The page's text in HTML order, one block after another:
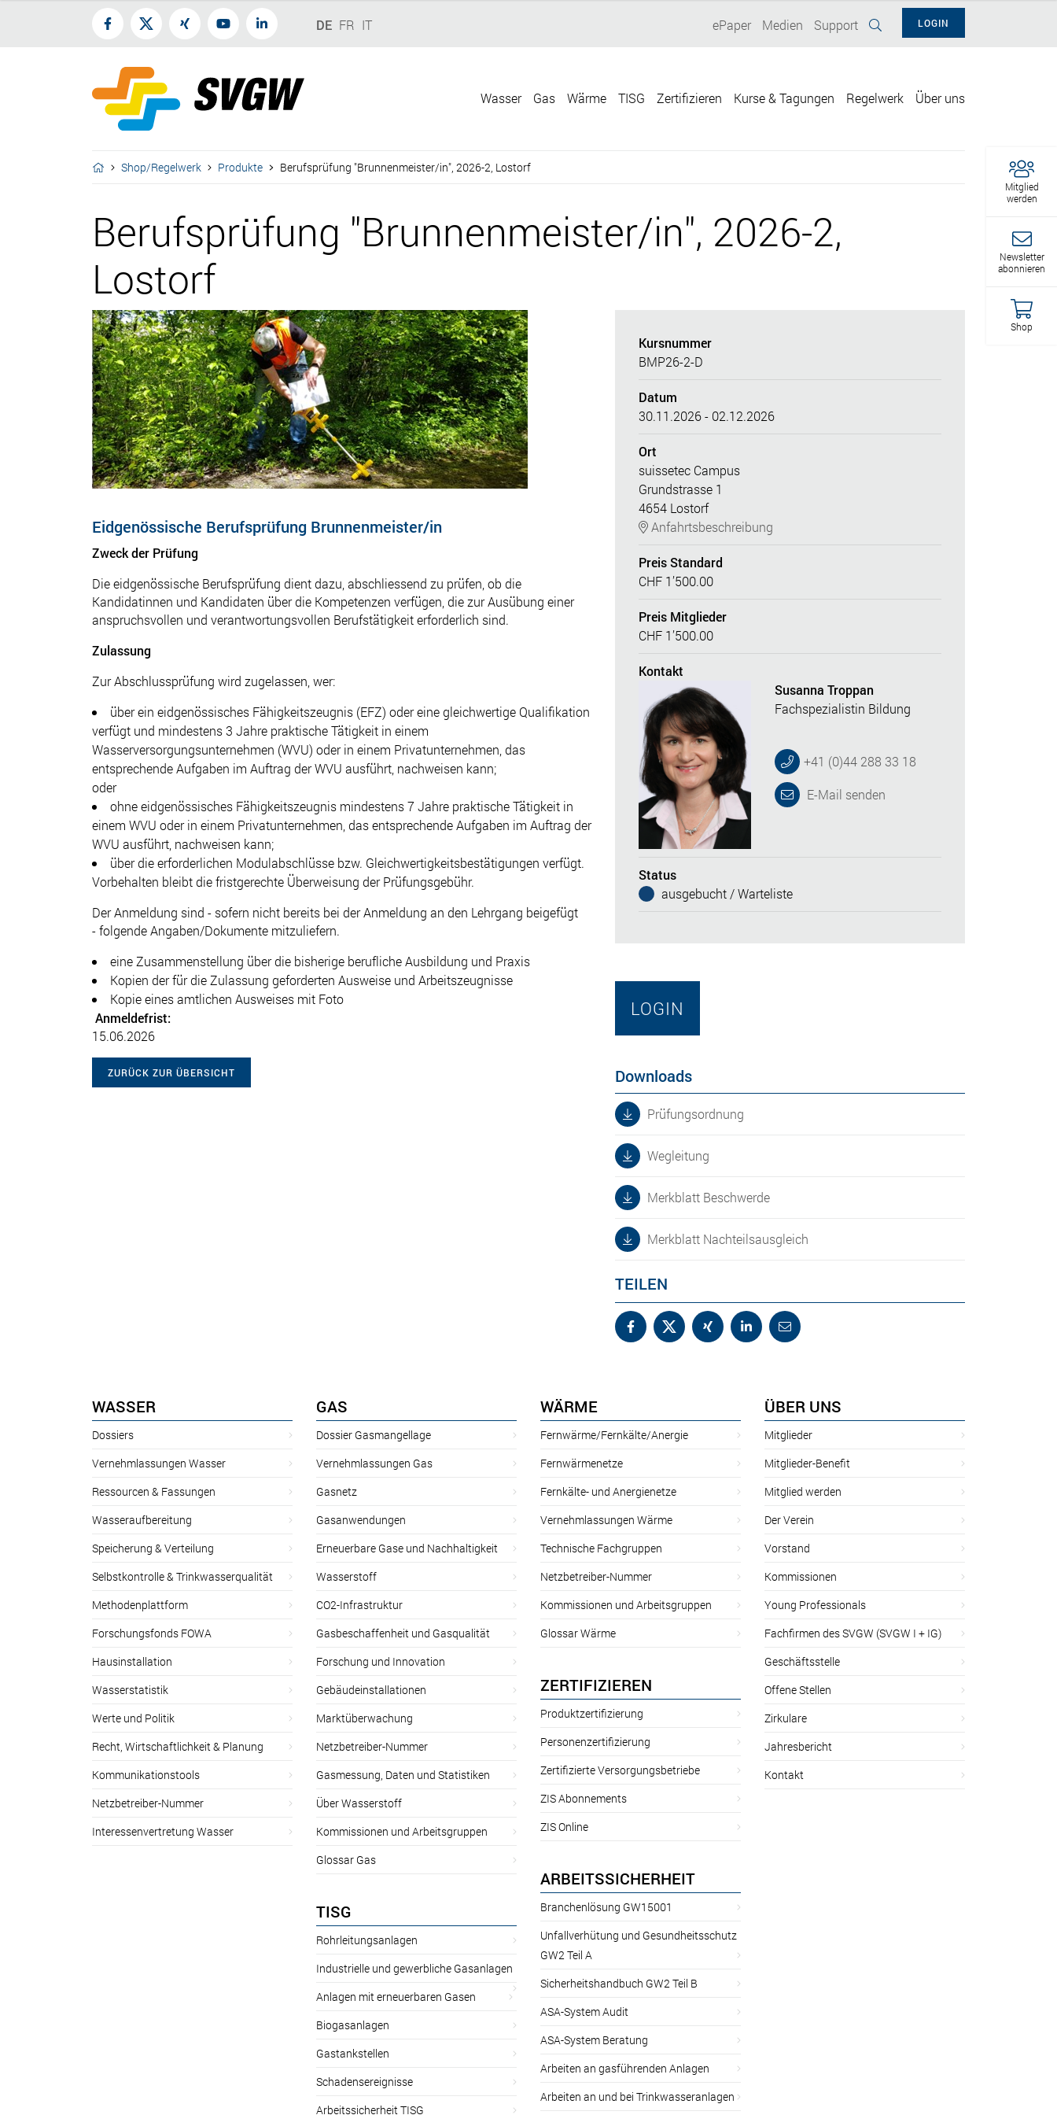
Mitglied
werden
Newsletter
abonnieren
Shop
DE FR IT LOGIN
ePaper Medien Support
Wasser Gas Wärme TISG Zertifizieren Kurse & Tagungen Regelwerk Über uns
Shop/Regelwerk Produkte Berufsprüfung "Brunnenmeister/in", 2026-2, Lostorf
Berufsprüfung "Brunnenmeister/in", 2026-2,
Lostorf
Eidgenössische Berufsprüfung Brunnenmeister/in
Zweck der Prüfung
Die eidgenössische Berufsprüfung dient dazu, abschliessend zu prüfen, ob die
Kandidatinnen und Kandidaten über die Kompetenzen verfügen, die zur Ausübung einer
anspruchsvollen und verantwortungsvollen Berufstätigkeit erforderlich sind.
Zulassung
Zur Abschlussprüfung wird zugelassen, wer:
über ein eidgenössisches Fähigkeitszeugnis (EFZ) oder eine gleichwertige Qualifikation
verfügt und mindestens 3 Jahre praktische Tätigkeit in einem
Wasserversorgungsunternehmen (WVU) oder in einem Privatunternehmen, das
entsprechende Aufgaben im Auftrag der WVU ausführt, nachweisen kann;
oder
ohne eidgenössisches Fähigkeitszeugnis mindestens 7 Jahre praktische Tätigkeit in
einem WVU oder in einem Privatunternehmen, das entsprechende Aufgaben im Auftrag der
WVU ausführt, nachweisen kann;
über die erforderlichen Modulabschlüsse bzw. Gleichwertigkeitsbestätigungen verfügt.
Vorbehalten bleibt die fristgerechte Überweisung der Prüfungsgebühr.
Der Anmeldung sind - sofern nicht bereits bei der Anmeldung an den Lehrgang beigefügt
- folgende Angaben/Dokumente mitzuliefern.
eine Zusammenstellung über die bisherige berufliche Ausbildung und Praxis
Kopien der für die Zulassung geforderten Ausweise und Arbeitszeugnisse
Kopie eines amtlichen Ausweises mit Foto
Anmeldefrist:
15.06.2026
ZURÜCK ZUR ÜBERSICHT
Kursnummer
BMP26-2-D
Datum
30.11.2026 - 02.12.2026
Ort
suissetec Campus
Grundstrasse 1
4654 Lostorf
Anfahrtsbeschreibung
Preis Standard
CHF 1’500.00
Preis Mitglieder
CHF 1’500.00
Kontakt
Susanna Troppan
Fachspezialistin Bildung
+41 (0)44 288 33 18
E-Mail senden
Status
ausgebucht / Warteliste
LOGIN
Downloads
Prüfungsordnung
Wegleitung
Merkblatt Beschwerde
Merkblatt Nachteilsausgleich
TEILEN
WASSER
Dossiers
Vernehmlassungen Wasser
Ressourcen & Fassungen
Wasseraufbereitung
Speicherung & Verteilung
Selbstkontrolle & Trinkwasserqualität
Methodenplattform
Forschungsfonds FOWA
Hausinstallation
Wasserstatistik
Werte und Politik
Recht, Wirtschaftlichkeit & Planung
Kommunikationstools
Netzbetreiber-Nummer
Interessenvertretung Wasser
GAS
Dossier Gasmangellage
Vernehmlassungen Gas
Gasnetz
Gasanwendungen
Erneuerbare Gase und Nachhaltigkeit
Wasserstoff
CO2-Infrastruktur
Gasbeschaffenheit und Gasqualität
Forschung und Innovation
Gebäudeinstallationen
Marktüberwachung
Netzbetreiber-Nummer
Gasmessung, Daten und Statistiken
Über Wasserstoff
Kommissionen und Arbeitsgruppen
Glossar Gas
TISG
Rohrleitungsanlagen
Industrielle und gewerbliche Gasanlagen
Anlagen mit erneuerbaren Gasen
Biogasanlagen
Gastankstellen
Schadensereignisse
Arbeitssicherheit TISG
WÄRME
Fernwärme/Fernkälte/Anergie
Fernwärmenetze
Fernkälte- und Anergienetze
Vernehmlassungen Wärme
Technische Fachgruppen
Netzbetreiber-Nummer
Kommissionen und Arbeitsgruppen
Glossar Wärme
ZERTIFIZIEREN
Produktzertifizierung
Personenzertifizierung
Zertifizierte Versorgungsbetriebe
ZIS Abonnements
ZIS Online
ARBEITSSICHERHEIT
Branchenlösung GW15001
Unfallverhütung und Gesundheitsschutz
GW2 Teil A
Sicherheitshandbuch GW2 Teil B
ASA-System Audit
ASA-System Beratung
Arbeiten an gasführenden Anlagen
Arbeiten an und bei Trinkwasseranlagen
ÜBER UNS
Mitglieder
Mitglieder-Benefit
Mitglied werden
Der Verein
Vorstand
Kommissionen
Young Professionals
Fachfirmen des SVGW (SVGW I + IG)
Geschäftsstelle
Offene Stellen
Zirkulare
Jahresbericht
Kontakt